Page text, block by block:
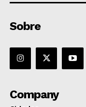
Sobre
Company